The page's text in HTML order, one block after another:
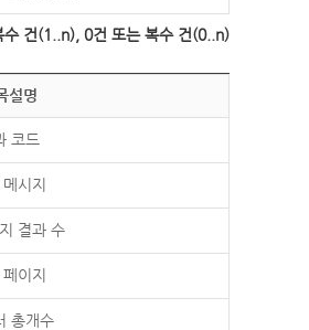
건(1..n), 0건 또는 복수 건(0..n)
설명
코드
시지
결과 수
이지
총개수